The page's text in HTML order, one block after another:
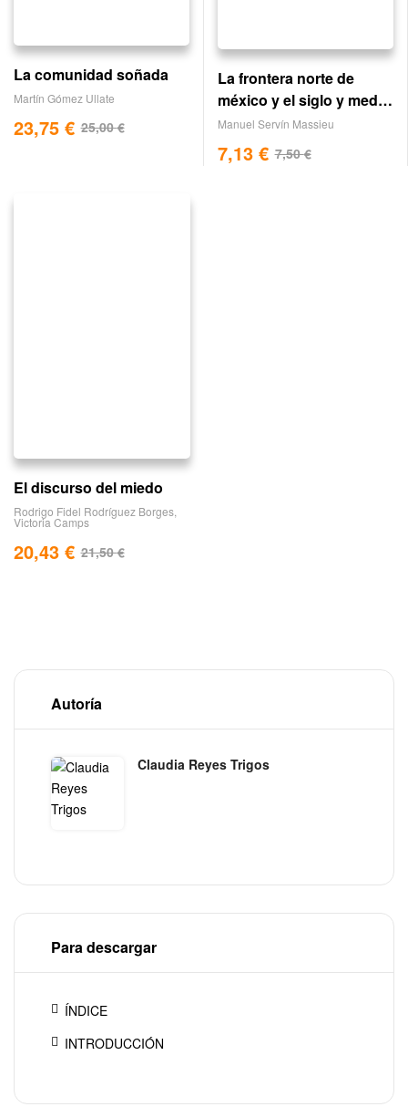
La comunidad soñada
Martín Gómez Ullate
25,00€
23,75 €
La frontera norte de
méxico y el siglo y medio
de atropello yanqui
Manuel Servín Massieu
7,50€
7,13 €
El discurso del miedo
Rodrigo Fidel Rodríguez Borges
Victoria Camps
21,50€
20,43 €
Autoría
Claudia Reyes Trigos
Para descargar
ÍNDICE
INTRODUCCIÓN